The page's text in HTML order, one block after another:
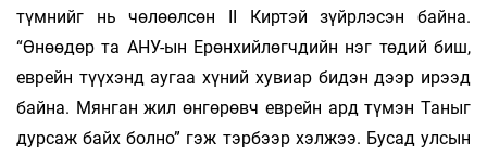
түмнийг нь чөлөөлсөн II Киртэй зүйрлэсэн байна.
“Өнөөдөр та АНУ-ын Ерөнхийлөгчдийн нэг төдий биш,
еврейн түүхэнд аугаа хүний хувиар бидэн дээр ирээд
байна. Мянган жил өнгөрөвч еврейн ард түмэн Таныг
дурсаж байх болно” гэж тэрбээр хэлжээ. Бусад улсын